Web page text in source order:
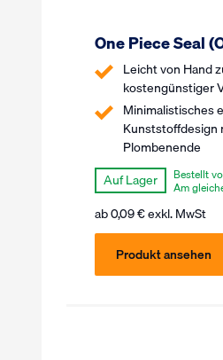
One Piece Seal
Leicht von Hand
kostengünstiger
Minimalistisches
Kunststoffdesign
Plombenende
Auf Lager
Bestellt
Am
ab0,09€exkl. MwSt
Produkt ansehen